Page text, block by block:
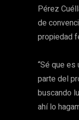
Pérez
de
propiedad
“Sé que
parte del
buscando
ahí lo